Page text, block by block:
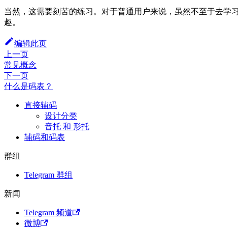
当然，这需要刻苦的练习。对于普通用户来说，虽然不至于去
趣。
编辑此页
上一页
常见概念
下一页
什么是码表？
直接辅码
设计分类
音托 和 形托
辅码和码表
群组
Telegram 群组
新闻
Telegram 频道
微博